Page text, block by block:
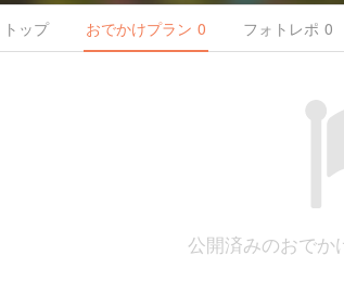
トップ おでかけプラン 0 フォトレポ 0
公開済みのおでか